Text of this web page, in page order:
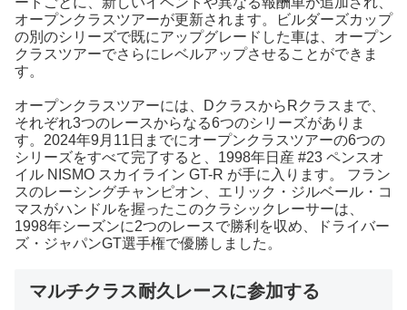
オープンクラスツアーが更新されます。ビルダーズカップ
の別のシリーズで既にアップグレードした車は、オープン
クラスツアーでさらにレベルアップさせることができま
す。
オープンクラスツアーには、DクラスからRクラスまで、
それぞれ3つのレースからなる6つのシリーズがありま
す。2024年9月11日までにオープンクラスツアーの6つの
シリーズをすべて完了すると、1998年日産 #23 ペンスオ
イル NISMO スカイライン GT-R が手に入ります。 フラン
スのレーシングチャンピオン、エリック・ジルベール・コ
マスがハンドルを握ったこのクラシックレーサーは、
1998年シーズンに2つのレースで勝利を収め、ドライバー
ズ・ジャパンGT選手権で優勝しました。
マルチクラス耐久レースに参加する